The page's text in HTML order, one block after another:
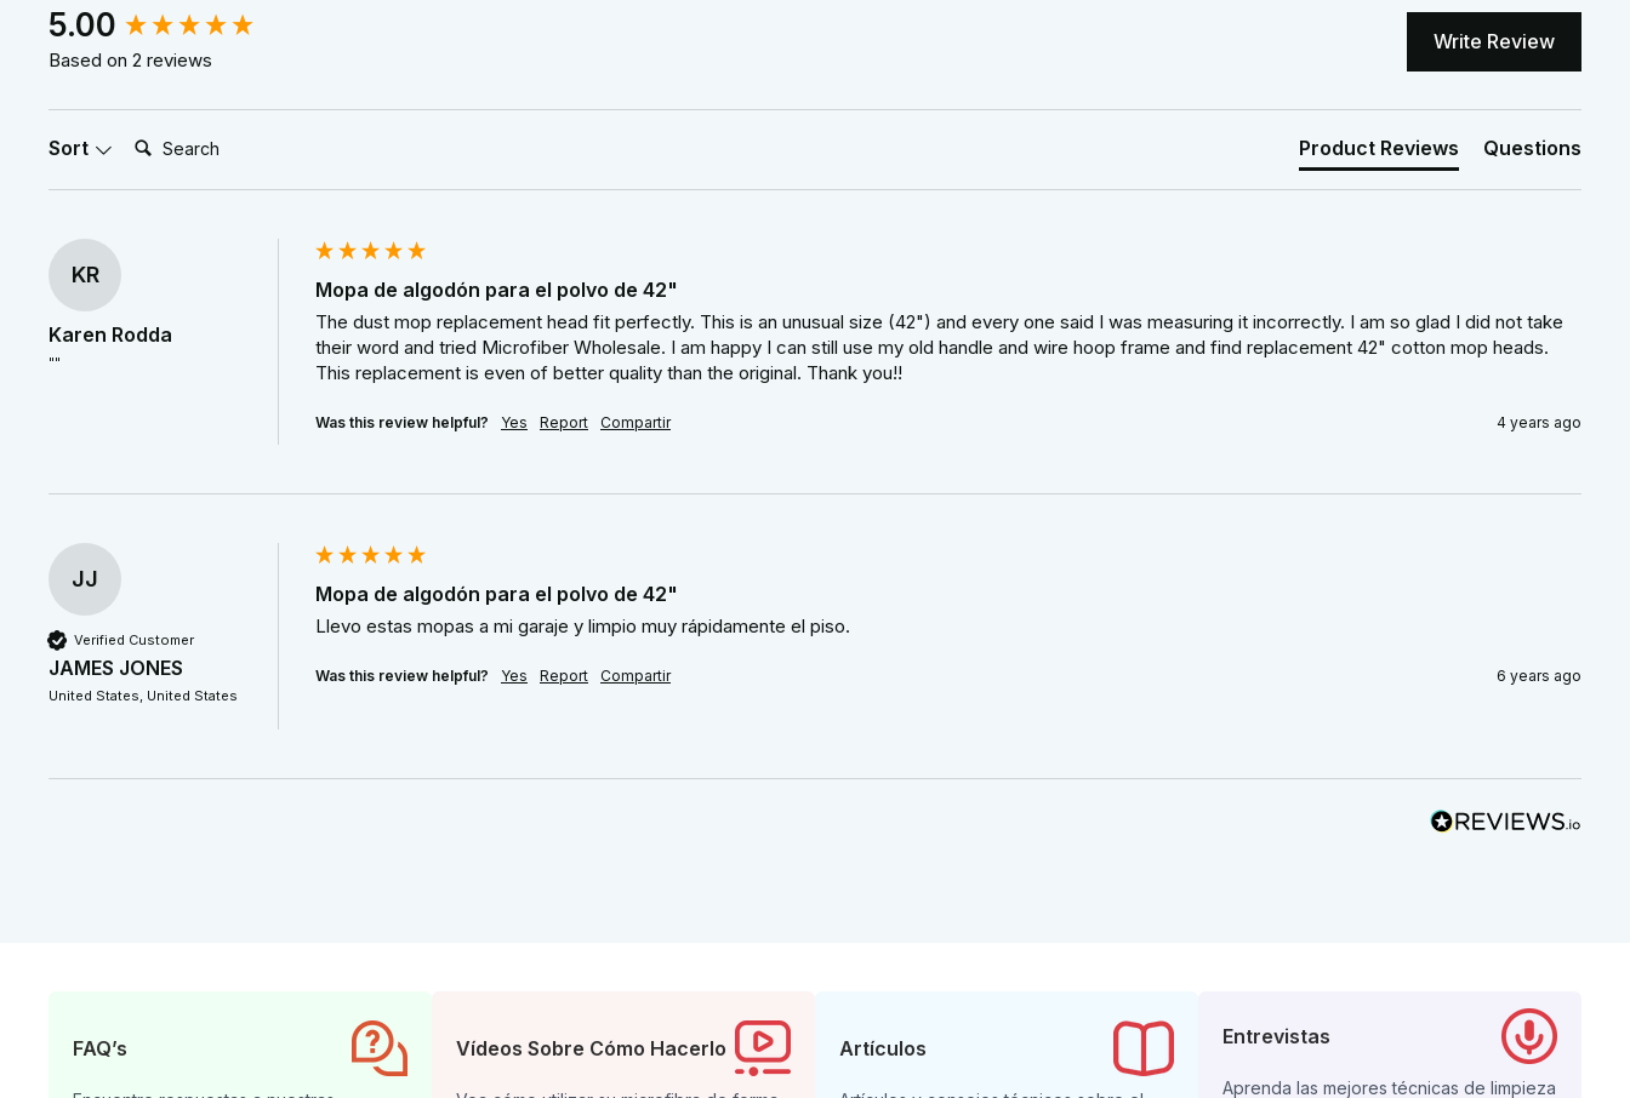
5.00
Based on 2 reviews
Write Review
Sort
Search:
Product Reviews Questions
KR
Karen Rodda
""
Mopa de algodón para el polvo de 42"
The dust mop replacement head fit perfectly. This is an unusual size (42") and every one said I was measuring it incorrectly. I am so glad I did not take
their word and tried Microfiber Wholesale. I am happy I can still use my old handle and wire hoop frame and find replacement 42" cotton mop heads.
This replacement is even of better quality than the original. Thank you!!
Was this review helpful? Yes Report Compartir 4 years ago
JJ
Verified Customer
JAMES JONES
United States, United States
Mopa de algodón para el polvo de 42"
Llevo estas mopas a mi garaje y limpio muy rápidamente el piso.
Was this review helpful? Yes Report Compartir 6 years ago
New content loaded
FAQ’s Vídeos Sobre Cómo Hacerlo Artículos Entrevistas
Aprenda las mejores técnicas de limpieza